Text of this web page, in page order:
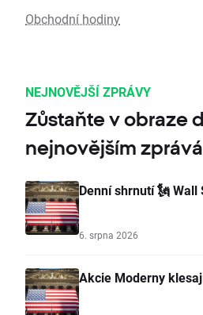
Obchodní hodiny
NEJNOVĚJŠÍ ZPRÁVY
Zůstaňte v obraze
nejnovějším
Denní shrnutí 🗽
6. srpna 2026
Akcie Moderny